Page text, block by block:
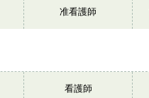
准看護師
看護師